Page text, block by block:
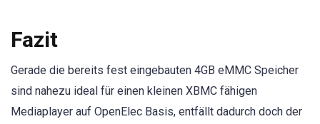
Fazit
Gerade die bereits fest eingebauten 4GB eMMC Speicher
sind nahezu ideal für einen kleinen XBMC fähigen
Mediaplayer auf OpenElec Basis, entfällt dadurch doch der